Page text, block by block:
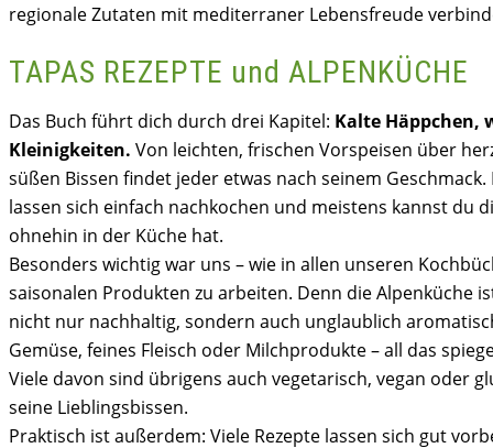
regionale Zutaten mit mediterraner Lebensfreude
TAPAS REZEPTE und ALPENKÜCHE
Das Buch führt dich durch drei Kapitel: Kalte Häppchen,
Kleinigkeiten. Von leichten, frischen Vorspeisen über
süßen Bissen findet jeder etwas nach seinem Geschmack.
lassen sich einfach nachkochen und meistens kannst du
ohnehin in der Küche hat.
Besonders wichtig war uns – wie in allen unseren
saisonalen Produkten zu arbeiten. Denn die Alpenküche
nicht nur nachhaltig, sondern auch unglaublich
Gemüse, feines Fleisch oder Milchprodukte – all das
Viele davon sind übrigens auch vegetarisch, vegan oder
seine Lieblingsbissen.
Praktisch ist außerdem: Viele Rezepte lassen sich gut